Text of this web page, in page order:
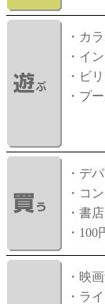
・カ
・イ
・ビ
・プ
・デ
・コ
・書店
・
・映
・ラ